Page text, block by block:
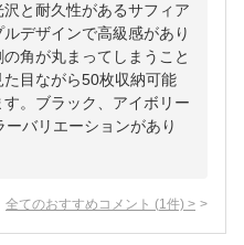
と耐久性があるサフィア
デザインで高級感があり
角が丸まってしまうこと
目ながら50枚収納可能
。ブラック、アイボリー
バリエーションがあり
全てのおすすめコメント (1 件) >